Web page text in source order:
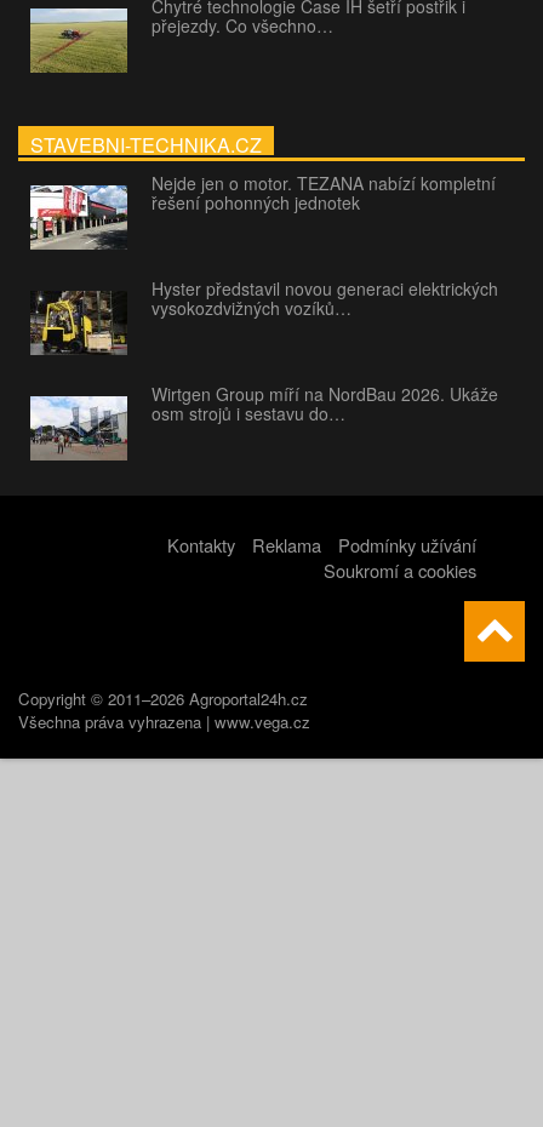
Chytré technologie Case IH šetří postřik i
přejezdy. Co všechno…
STAVEBNI-TECHNIKA.CZ
Nejde jen o motor. TEZANA nabízí kompletní
řešení pohonných jednotek
Hyster představil novou generaci elektrických
vysokozdvižných vozíků…
Wirtgen Group míří na NordBau 2026. Ukáže
osm strojů i sestavu do…
Kontakty Reklama
Podmínky užívání
Soukromí a cookies
Copyright © 2011–2026 Agroportal24h.cz
Všechna práva vyhrazena | www.vega.cz